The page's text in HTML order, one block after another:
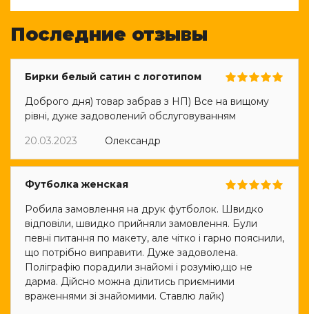
Последние отзывы
Бирки белый сатин с логотипом
Доброго дня) товар забрав з НП) Все на вищому
рівні, дуже задоволений обслуговуванням
20.03.2023
Олександр
Футболка женская
Робила замовлення на друк футболок. Швидко
відповіли, швидко прийняли замовлення. Були
певні питання по макету, але чітко і гарно пояснили,
що потрібно виправити. Дуже задоволена.
Поліграфію порадили знайомі і розумію,що не
дарма. Дійсно можна ділитись приємними
враженнями зі знайомими. Ставлю лайк)